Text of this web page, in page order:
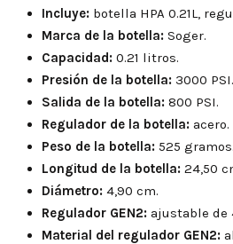
Incluye:botella HPA 0.21L,
Marca de la botella:Soger.
Capacidad:0.21 litros.
Presión de la botella:3000 PSI.
Salida de la botella:800 PSI.
Regulador de la botella:acero.
Peso de la botella:525 gramos.
Longitud de la botella:24,50
Diámetro:4,90 cm.
Regulador GEN2:ajustable de
Material del regulador GEN2: